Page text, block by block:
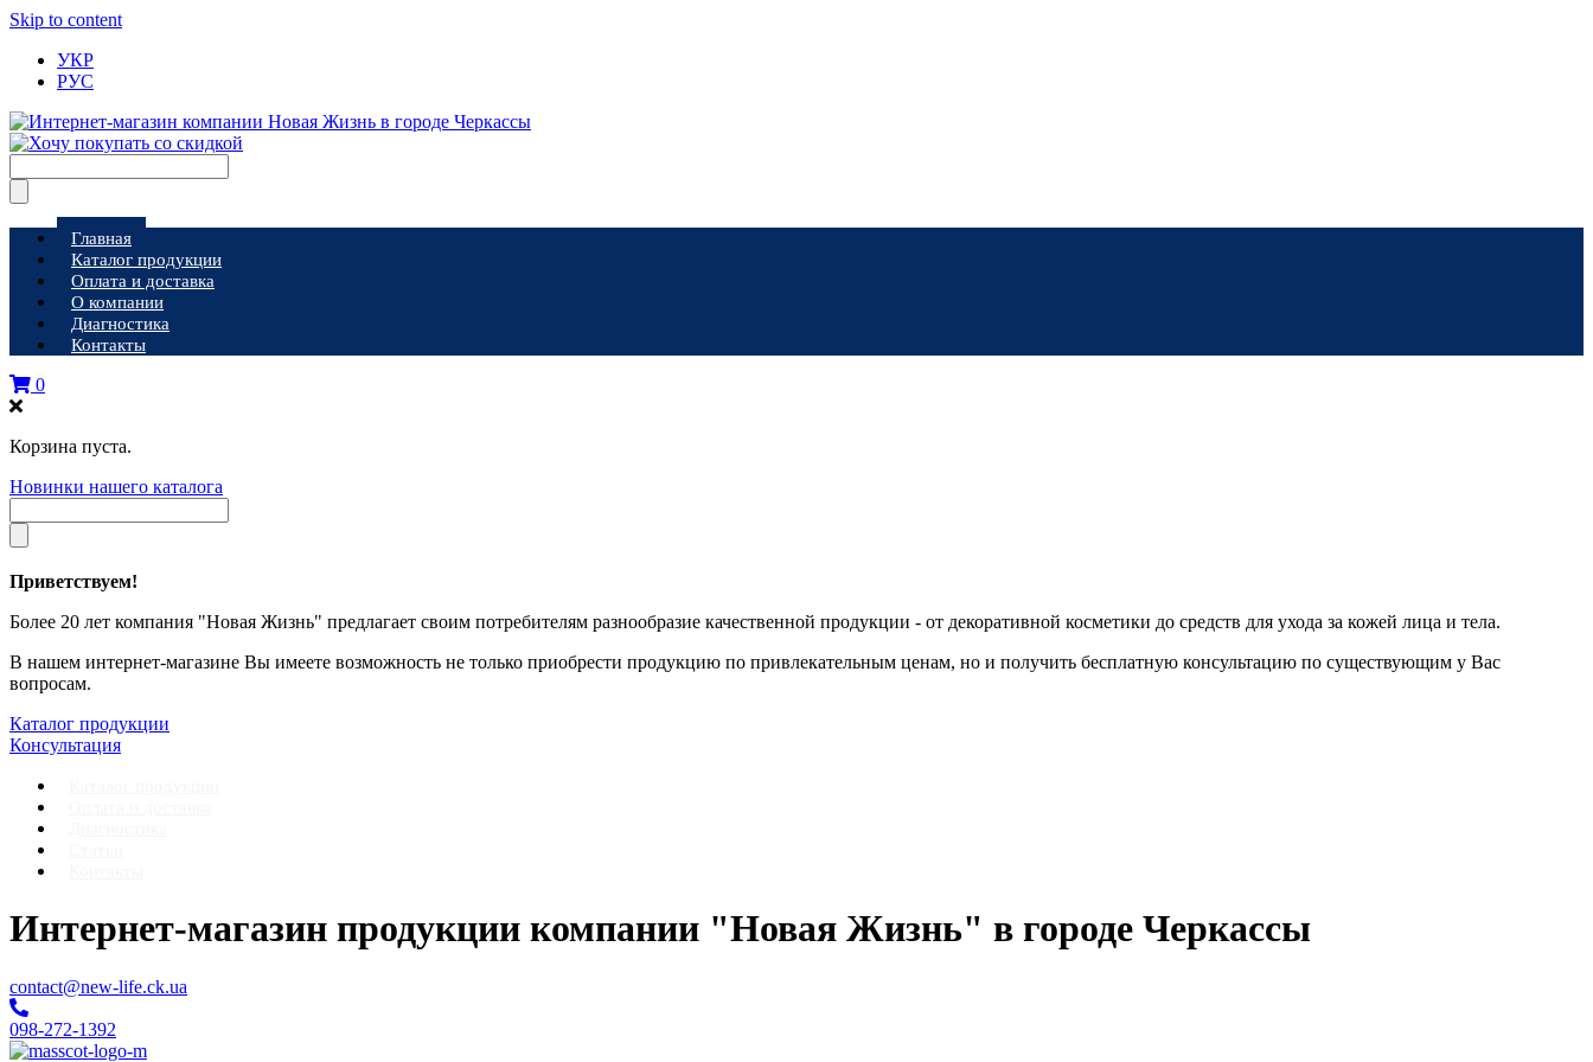
Skip to content
УКР
РУС
Главная
Каталог продукции
Оплата и доставка
О компании
Диагностика
Контакты
0
Корзина пуста.
Новинки нашего каталога
Приветствуем!
Более 20 лет компания "Новая Жизнь" предлагает своим потребителям разнообразие качественной продукции - от декоративной косметики до средств для ухода за кожей лица и тела.
В нашем интернет-магазине Вы имеете возможность не только приобрести продукцию по привлекательным ценам, но и получить бесплатную консультацию по существующим у Вас
вопросам.
Каталог продукции
Консультация
Интернет-магазин продукции компании "Новая Жизнь" в городе Черкассы
contact@new-life.ck.ua
098-272-1392